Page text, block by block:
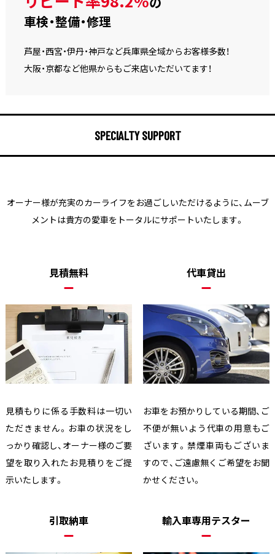
車検・整備・修理
芦屋・西宮・伊丹・神戸など兵庫県全域からお客様多数！
大阪・京都など他県からもご来店いただいてます！
SPECIALTY SUPPORT
オーナー様が充実のカーライフをお過ごしいただけるように、 ムーブ
メントは貴方の愛車をトータルにサポートいたします。
見積無料
見積もりに係る手数料は一切い
ただきません。お車の状況をし
っかり確認し、オーナー様のご要
望を取り入れたお見積りをご提
示いたします。
代車貸出
お車をお預かりしている期間、ご
不便が無いよう代車の用意もご
ざいます。禁煙車両もございま
すので、ご遠慮無くご希望をお聞
かせください。
引取納車 輸入車専用テスター